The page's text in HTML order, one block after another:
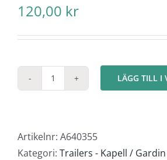
120,00 kr
Gardintrailer
LÄGG TILL I
Artikelnr: A640355
Kategori: Trailers - Kapell / Gardin